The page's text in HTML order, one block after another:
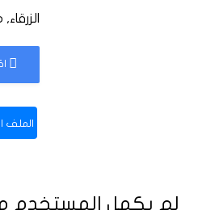
لم يكمل المستخدم